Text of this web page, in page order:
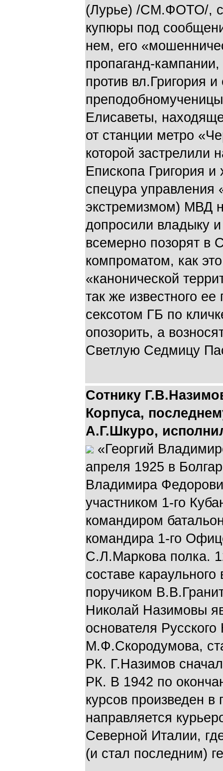
(Лурье) /СМ.ФОТО/,
купюры под
нем, его
пропаганд-
против вл.Григория
Елисаветы,
от станции метро
которой застрелили
Епископа Григория
спецура управления
экстремизмом) МВД
допросили владыку
всемерно позорят в
компроматом, как
«канонической
так же известного
сексотом ГБ по
опозорить, а
Светлую Седмицу
Сотнику
Корпуса,
А.Г.Шкуро,
«Георгий
апреля 1925 в
Владимира
участником 1-го
командиром
командира 1-го
С.Л.Маркова полка.
составе
поручиком
Николай Назимовы
основателя
М.Ф.Скородумова,
РК. Г.Назимов
РК. В 1942 по
курсов произведен
направляется
Северной Италии,
(и стал последним)